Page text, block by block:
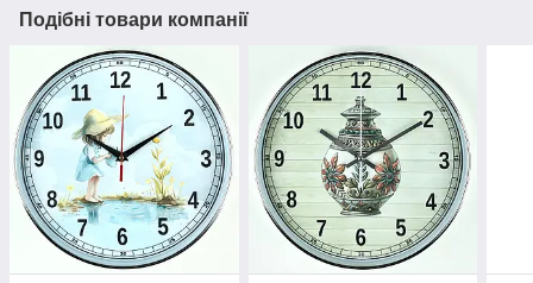
Подібні товари компанії